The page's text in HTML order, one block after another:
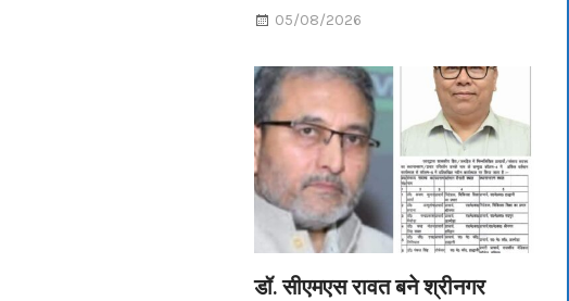
05/08/2026
डॉ. सीएमएस रावत बने श्रीनगर